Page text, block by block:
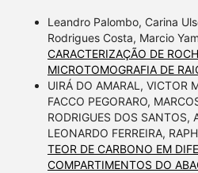
Leandro Palombo, Carina
Rodrigues Costa, Marcio
CARACTERIZAÇÃO DE
MICROTOMOGRAFIA DE
UIRÁ DO AMARAL, VICTOR
FACCO PEGORARO,
RODRIGUES DOS SANTOS,
LEONARDO FERREIRA,
TEOR DE CARBONO EM
COMPARTIMENTOS DO